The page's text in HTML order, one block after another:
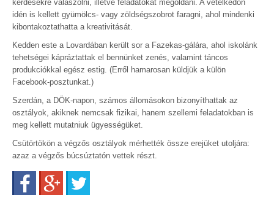
kérdésekre válaszolni, illetve feladatokat megoldani. A vetélkedőn
idén is kellett gyümölcs- vagy zöldségszobrot faragni, ahol mindenki
kibontakoztathatta a kreativitását.
Kedden este a Lovardában került sor a Fazekas-gálára, ahol iskolánk
tehetségei kápráztattak el bennünket zenés, valamint táncos
produkciókkal egész estig. (Erről hamarosan küldjük a külön
Facebook-posztunkat.)
Szerdán, a DÖK-napon, számos állomásokon bizonyíthattak az
osztályok, akiknek nemcsak fizikai, hanem szellemi feladatokban is
meg kellett mutatniuk ügyességüket.
Csütörtökön a végzős osztályok mérhették össze erejüket utoljára:
azaz a végzős búcsúztatón vettek részt.
FacebookGoogle+